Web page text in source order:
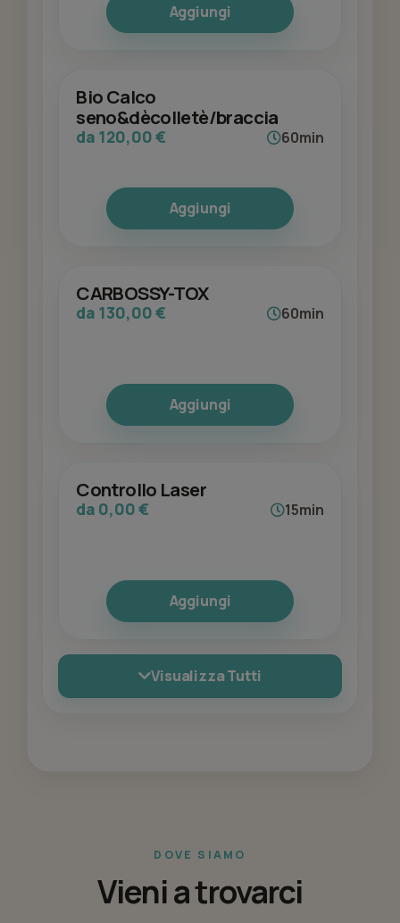
Aggiungi
Bio Calco
seno&dècolletè/braccia
da 120,00 € 60min
Aggiungi
CARBOSSY-TOX
da 130,00 € 60min
Aggiungi
Controllo Laser
da 0,00 € 15min
Aggiungi
Visualizza Tutti
DOVE SIAMO
Vieni a trovarci